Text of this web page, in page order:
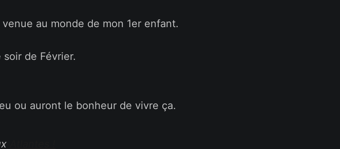
au monde de mon 1er enfant.
de Février.
ou auront le bonheur de vivre ça.